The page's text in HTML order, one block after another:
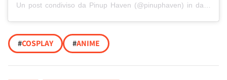
Un post condiviso da Pinup Haven (@pinuphaven) in data:
#COSPLAY #ANIME